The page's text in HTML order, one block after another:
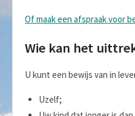
Of maak een afspraak voor
Wie kan het
U kunt een bewijs van in
Uzelf;